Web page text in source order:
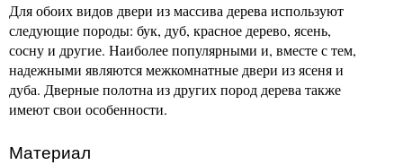
Для обоих видов двери из массива дерева используют
следующие породы: бук, дуб, красное дерево, ясень,
сосну и другие. Наиболее популярными и, вместе с тем,
надежными являются межкомнатные двери из ясеня и
дуба. Дверные полотна из других пород дерева также
имеют свои особенности.
Материал